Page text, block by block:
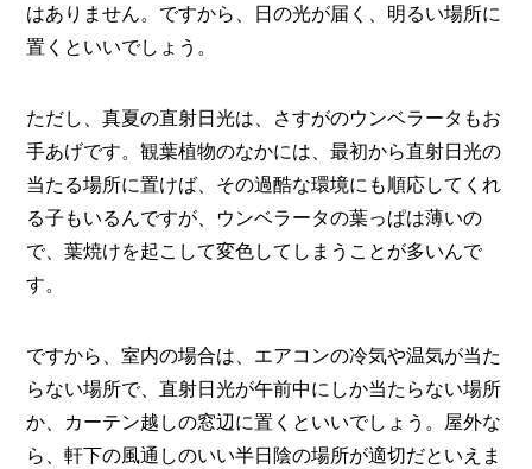
はありません。ですから、日の光が届く、明るい場所に
置くといいでしょう。
ただし、真夏の直射日光は、さすがのウンベラータもお
手あげです。観葉植物のなかには、最初から直射日光の
当たる場所に置けば、その過酷な環境にも順応してくれ
る子もいるんですが、ウンベラータの葉っぱは薄いの
で、葉焼けを起こして変色してしまうことが多いんで
す。
ですから、室内の場合は、エアコンの冷気や温気が当た
らない場所で、直射日光が午前中にしか当たらない場所
か、カーテン越しの窓辺に置くといいでしょう。屋外な
ら、軒下の風通しのいい半日陰の場所が適切だといえま